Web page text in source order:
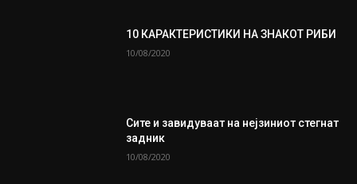
10 КАРАКТЕРИСТИКИ НА ЗНАКОТ РИБИ
10/08/2020
Сите и завидуваат на нејзиниот стегнат
задник
10/08/2020